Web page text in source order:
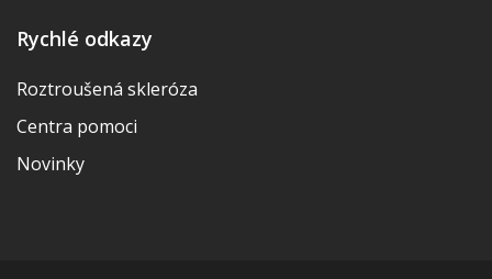
Rychlé odkazy
Roztroušená skleróza
Centra pomoci
Novinky